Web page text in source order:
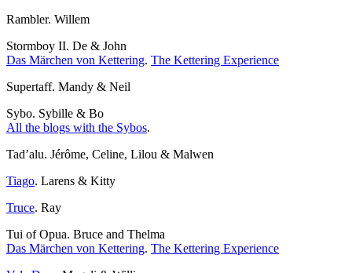
Rambler. Willem
Stormboy II. De & John
Das Märchen von Kettering. The Kettering Experience
Supertaff. Mandy & Neil
Sybo. Sybille & Bo
All the blogs with the Sybos.
Tad’alu. Jérôme, Celine, Lilou & Malwen
Tiago. Larens & Kitty
Truce. Ray
Tui of Opua. Bruce and Thelma
Das Märchen von Kettering. The Kettering Experience